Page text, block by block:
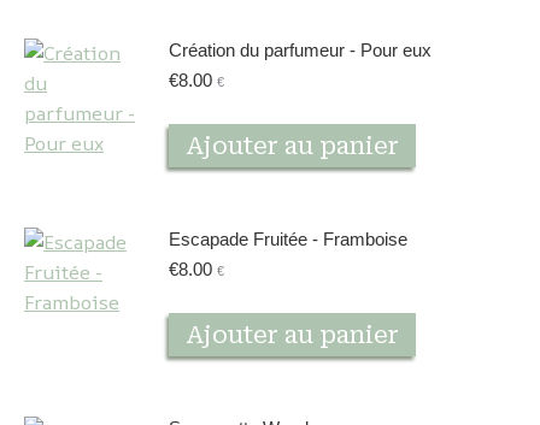
Création du parfumeur - Pour eux
€8.00 €
Ajouter au panier
Escapade Fruitée - Framboise
€8.00 €
Ajouter au panier